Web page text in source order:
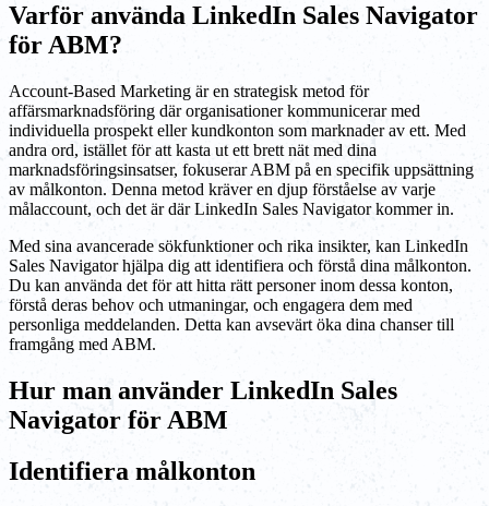
Varför använda LinkedIn Sales Navigator
för ABM?
Account-Based Marketing är en strategisk metod för
affärsmarknadsföring där organisationer kommunicerar med
individuella prospekt eller kundkonton som marknader av ett. Med
andra ord, istället för att kasta ut ett brett nät med dina
marknadsföringsinsatser, fokuserar ABM på en specifik uppsättning
av målkonton. Denna metod kräver en djup förståelse av varje
målaccount, och det är där LinkedIn Sales Navigator kommer in.
Med sina avancerade sökfunktioner och rika insikter, kan LinkedIn
Sales Navigator hjälpa dig att identifiera och förstå dina målkonton.
Du kan använda det för att hitta rätt personer inom dessa konton,
förstå deras behov och utmaningar, och engagera dem med
personliga meddelanden. Detta kan avsevärt öka dina chanser till
framgång med ABM.
Hur man använder LinkedIn Sales
Navigator för ABM
Identifiera målkonton